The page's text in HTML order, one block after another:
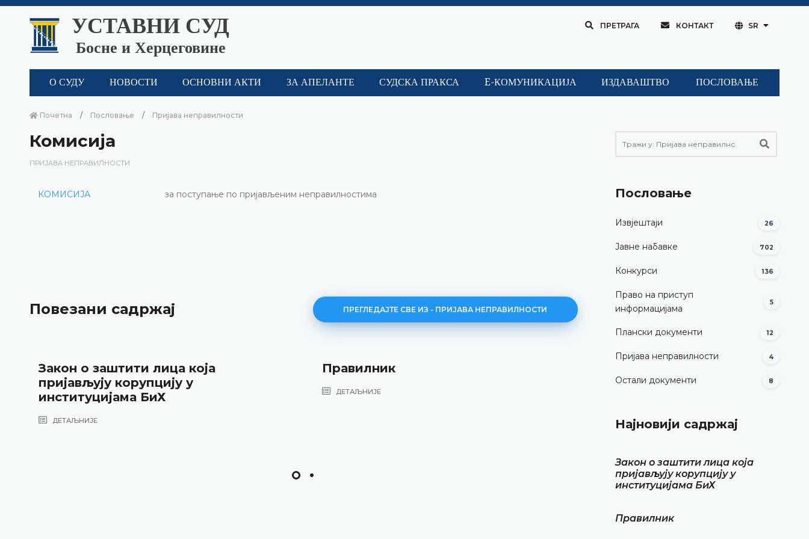
УСТАВНИ СУД
Босне и Херцеговине
ПРЕТРАГА КОНТАКТ SR
О СУДУ НОВОСТИ ОСНОВНИ АКТИ ЗА АПЕЛАНТЕ СУДСКА ПРАКСА E-КОМУНИКАЦИЈА ИЗДАВАШТВО ПОСЛОВАЊЕ
Почетна Пословање Пријава неправилности
Комисија
ПРИЈАВА НЕПРАВИЛНОСТИ
КОМИСИЈА за поступање по пријављеним неправилностима
Повезани садржај ПРЕГЛЕДАЈТЕ СВЕ ИЗ - ПРИЈАВА НЕПРАВИЛНОСТИ
Закон о заштити лица која
пријављују корупцију у
институцијама БиХ
ДЕТАЉНИЈЕ
Правилник
ДЕТАЉНИЈЕ
Пословање
Извјештаји 26
Јавне набавке 702
Конкурси 136
Право на приступ
информацијама
5
Плански документи 12
Пријава неправилности 4
Остали документи 8
Најновији садржај
Закон о заштити лица која
пријављују корупцију у
институцијама БиХ
Правилник